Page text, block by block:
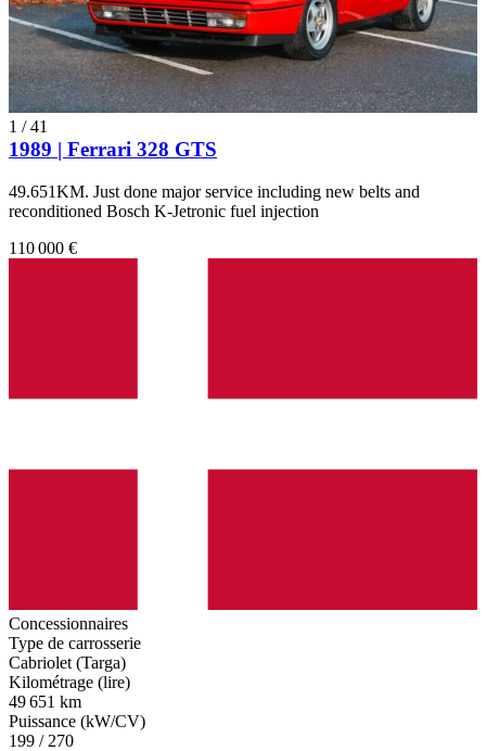
1 /41
1989 | Ferrari 328 GTS
49.651KM. Just done major service including new belts and
reconditioned Bosch K-Jetronic fuel injection
110 000 €
Concessionnaires
Type de carrosserie
Cabriolet (Targa)
Kilométrage (lire)
49 651 km
Puissance (kW/CV)
199 / 270